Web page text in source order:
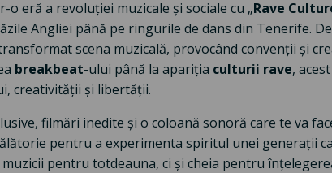
o eră a revoluției muzicale și sociale cu „Rave
Angliei până pe ringurile de dans din Tenerife.
scena muzicală, provocând convenții și
breakbeat-ului până la apariția culturii rave,
creativității și libertății.
filmări inedite și o coloană sonoră care te va
pentru a experimenta spiritul unei generații
pentru totdeauna, ci și cheia pentru